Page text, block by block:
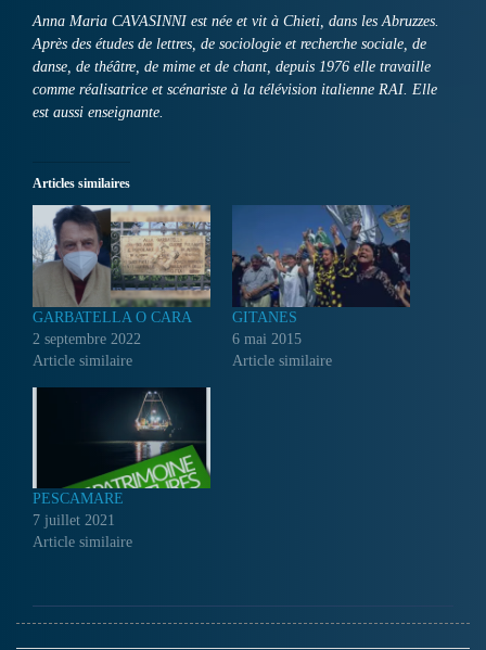
Anna Maria CAVASINNI est née et vit à Chieti, dans les Abruzzes.
Après des études de lettres, de sociologie et recherche sociale, de
danse, de théâtre, de mime et de chant, depuis 1976 elle travaille
comme réalisatrice et scénariste à la télévision italienne RAI. Elle
est aussi enseignante.
Articles similaires
GARBATELLA O CARA
2 septembre 2022
Article similaire
GITANES
6 mai 2015
Article similaire
PESCAMARE
7 juillet 2021
Article similaire